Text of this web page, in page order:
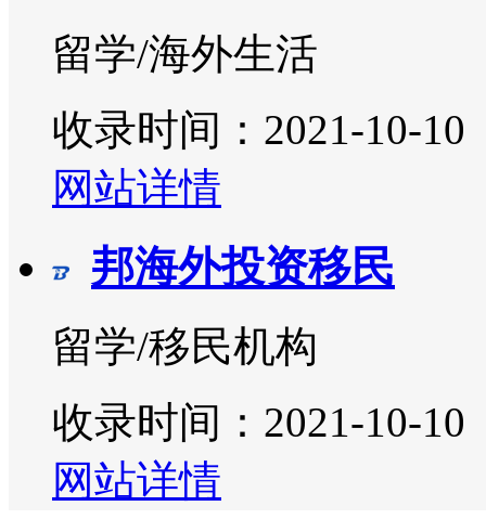
留学/海外生活
收录时间：2021-10-10
网站详情
邦海外投资移民
留学/移民机构
收录时间：2021-10-10
网站详情